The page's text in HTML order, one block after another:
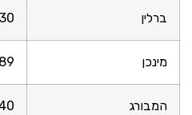
ברלין 30
מינכן 89
המבורג